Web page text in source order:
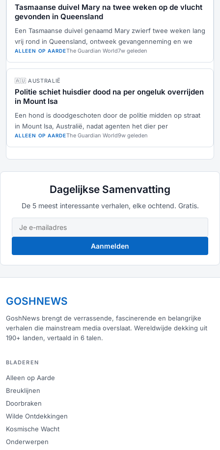
Tasmaanse duivel Mary na twee weken op de vlucht
gevonden in Queensland
Een Tasmaanse duivel genaamd Mary zwierf twee weken lang
vrij rond in Queensland, ontweek gevangenneming en we
ALLEEN OP AARDEThe Guardian World7w geleden
🇦🇺 AUSTRALIË
Politie schiet huisdier dood na per ongeluk overrijden
in Mount Isa
Een hond is doodgeschoten door de politie midden op straat
in Mount Isa, Australië, nadat agenten het dier per
ALLEEN OP AARDEThe Guardian World9w geleden
Dagelijkse Samenvatting
De 5 meest interessante verhalen, elke ochtend. Gratis.
Aanmelden
GOSHNEWS
GoshNews brengt de verrassende, fascinerende en belangrijke
verhalen die mainstream media overslaat. Wereldwijde dekking uit
190+ landen, vertaald in 6 talen.
BLADEREN
Alleen op Aarde
Breuklijnen
Doorbraken
Wilde Ontdekkingen
Kosmische Wacht
Onderwerpen